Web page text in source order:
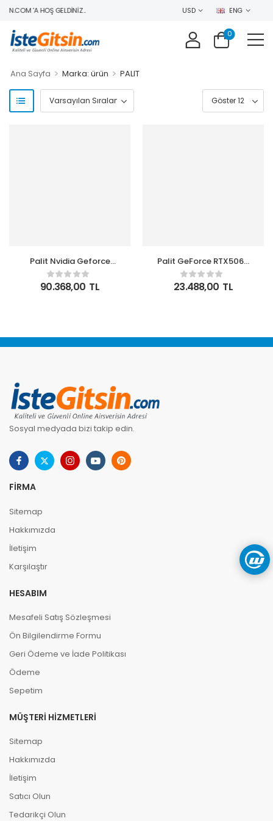
'A HOŞ GELDINIZ.. USD ENG
0
Ana Sayfa > Marka: ürün > PALIT
Palit Nvidia Geforce
RTX5080 Gamingpro
16GB 256BIT Gddr7
Ekran Kartı
90.368,00 TL
Palit GeForce RTX5060
Dual 8GB 128Bit GDDR7
NE75060019P1-
GB2063D Ekran Kartı
23.488,00 TL
Sosyal medyada bizi takip edin.
FIRMA
Sitemap
Hakkımızda
İletişim
Karşılaştır
HESABIM
Mesafeli Satış Sözleşmesi
Ön Bilgilendirme Formu
Geri Ödeme ve İade Politikası
Ödeme
Sepetim
MÜŞTERI HIZMETLERI
Sitemap
Hakkımızda
İletişim
Satıcı Olun
Tedarikçi Olun